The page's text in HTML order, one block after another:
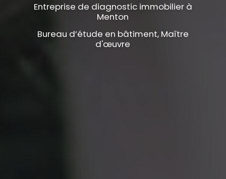
Entreprise de diagnostic immobilier à
Menton
Bureau d’étude en bâtiment, Maître
d'œuvre